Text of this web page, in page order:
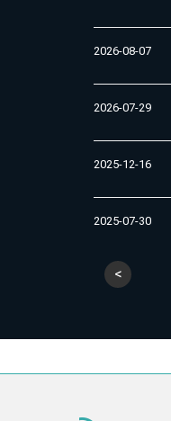
2026-08-07
2026-07-29
2025-12-16
2025-07-30
<